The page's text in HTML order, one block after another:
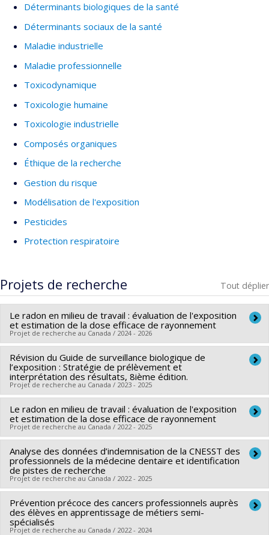
Déterminants biologiques de la santé
Déterminants sociaux de la santé
Maladie industrielle
Maladie professionnelle
Toxicodynamique
Toxicologie humaine
Toxicologie industrielle
Composés organiques
Éthique de la recherche
Gestion du risque
Modélisation de l'exposition
Pesticides
Protection respiratoire
Projets de recherche Tout déplier
Le radon en milieu de travail : évaluation de l'exposition
et estimation de la dose efficace de rayonnement
Projet de recherche au Canada / 2024 - 2026
Chercheur principal : Sabrina Gravel
Co-chercheurs : Jérôme Lavoué
Sources de financement :MITACS Inc.
Programmes de subvention :
PVXXXXXX-Stage Accélération
Québec - MITACS
Révision du Guide de surveillance biologique de
l’exposition : Stratégie de prélèvement et
interprétation des résultats, 8ième édition.
Projet de recherche au Canada / 2023 - 2025
Co-chercheurs : Sabrina Gravel
Le radon en milieu de travail : évaluation de l'exposition
et estimation de la dose efficace de rayonnement
Projet de recherche au Canada / 2022 - 2025
Chercheur principal : Sabrina Gravel
Analyse des données d’indemnisation de la CNESST des
professionnels de la médecine dentaire et identification
de pistes de recherche
Projet de recherche au Canada / 2022 - 2025
Chercheur principal : Sabrina Gravel
Prévention précoce des cancers professionnels auprès
des élèves en apprentissage de métiers semi-
spécialisés
Projet de recherche au Canada / 2022 - 2024